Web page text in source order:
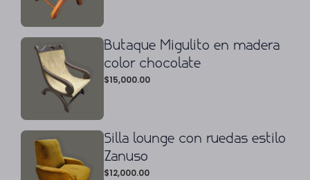
Butaque Migulito en madera
color chocolate
$15,000.00
Silla lounge con ruedas estilo
Zanuso
$12,000.00